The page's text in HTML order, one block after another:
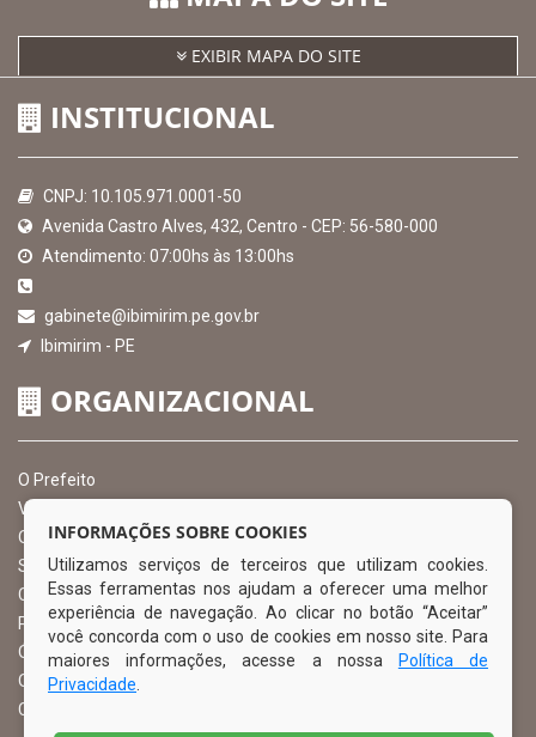
EXIBIR MAPA DO SITE
INSTITUCIONAL
CNPJ: 10.105.971.0001-50
Avenida Castro Alves, 432, Centro - CEP: 56-580-000
Atendimento: 07:00hs às 13:00hs
gabinete@ibimirim.pe.gov.br
Ibimirim - PE
ORGANIZACIONAL
O Prefeito
Vice Prefeito
Ouvidoria Municipal
Serviço de Informação ao Cidadão – SIC
Chefe de Gabinete
Procuradoria Geral
Órgão de Controle Interno
Organograma
Comissão Permanente de Licitação – CPL
INFORMAÇÕES SOBRE COOKIES
Utilizamos serviços de terceiros que utilizam cookies.
Essas ferramentas nos ajudam a oferecer uma melhor
experiência de navegação. Ao clicar no botão “Aceitar”
você concorda com o uso de cookies em nosso site. Para
maiores informações, acesse a nossa
Política de
Privacidade